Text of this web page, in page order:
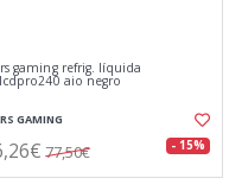
gaming refrig. líquida
aio negro
GAMING
77,50€ - 15%